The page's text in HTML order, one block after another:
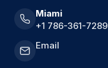
Miami
+1 786-361-7289
Email